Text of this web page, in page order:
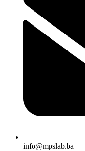
info@mpslab.ba